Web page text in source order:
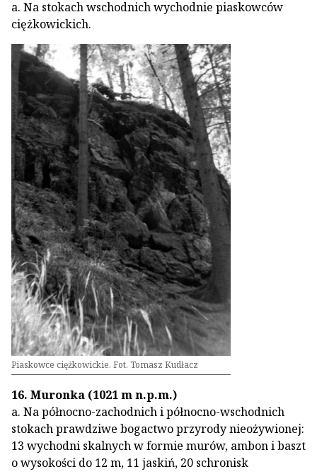
a. Na stokach wschodnich wychodnie piaskowców
ciężkowickich.
Piaskowce ciężkowickie. Fot. Tomasz Kudłacz
16. Muronka (1021 m n.p.m.)
a. Na północno-zachodnich i północno-wschodnich
stokach prawdziwe bogactwo przyrody nieożywionej:
13 wychodni skalnych w formie murów, ambon i baszt
o wysokości do 12 m, 11 jaskiń, 20 schronisk